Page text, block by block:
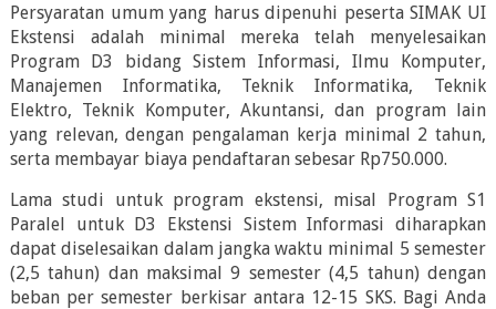
Persyaratan umum yang harus dipenuhi peserta SIMAK UI
Ekstensi adalah minimal mereka telah menyelesaikan
Program D3 bidang Sistem Informasi, Ilmu Komputer,
Manajemen Informatika, Teknik Informatika, Teknik
Elektro, Teknik Komputer, Akuntansi, dan program lain
yang relevan, dengan pengalaman kerja minimal 2 tahun,
serta membayar biaya pendaftaran sebesar Rp750.000.
Lama studi untuk program ekstensi, misal Program S1
Paralel untuk D3 Ekstensi Sistem Informasi diharapkan
dapat diselesaikan dalam jangka waktu minimal 5 semester
(2,5 tahun) dan maksimal 9 semester (4,5 tahun) dengan
beban per semester berkisar antara 12-15 SKS. Bagi Anda